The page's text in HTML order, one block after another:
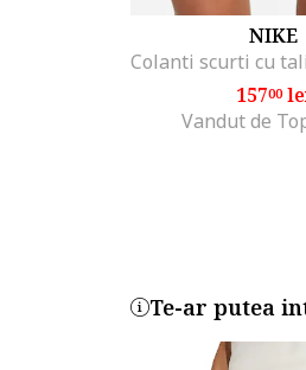
NIKE
15700
Vandut de
Te-ar putea